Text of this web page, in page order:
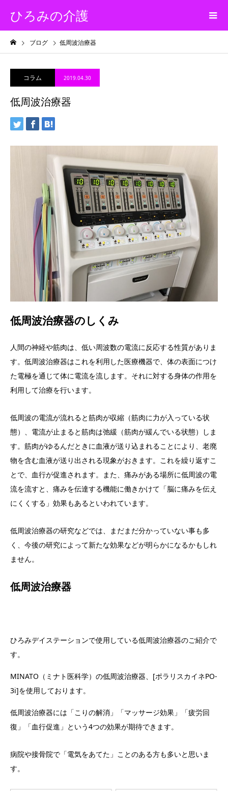
ひろみの介護
ブログ 低周波治療器
コラム 2019.04.30
低周波治療器
低周波治療器のしくみ
人間の神経や筋肉は、低い周波数の電流に反応する性質がありま
す。低周波治療器はこれを利用した医療機器で、体の表面につけ
た電極を通じて体に電流を流します。それに対する身体の作用を
利用して治療を行います。
低周波の電流が流れると筋肉が収縮（筋肉に力が入っている状
態）、電流が止まると筋肉は弛緩（筋肉が緩んでいる状態）しま
す。筋肉がゆるんだときに血液が送り込まれることにより、老廃
物を含む血液が送り出される現象がおきます。これを繰り返すこ
とで、血行が促進されます。また、痛みがある場所に低周波の電
流を流すと、痛みを伝達する機能に働きかけて「脳に痛みを伝え
にくくする」効果もあるといわれています。
低周波治療器の研究などでは、まだまだ分かっていない事も多
く、今後の研究によって新たな効果などが明らかになるかもしれ
ません。
低周波治療器
ひろみデイステーションで使用している低周波治療器のご紹介で
す。
MINATO（ミナト医科学）の低周波治療器、[ポラリスカイネPO-
3i]を使用しております。
低周波治療器には「こりの解消」「マッサージ効果」「疲労回
復」「血行促進」という4つの効果が期待できます。
病院や接骨院で「電気をあてた」ことのある方も多いと思いま
す。